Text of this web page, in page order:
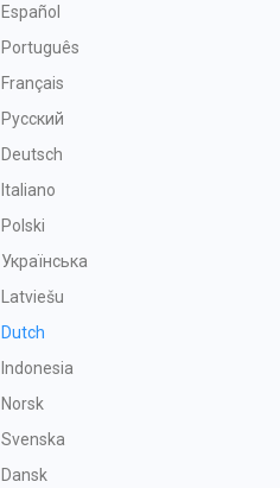
Español
Português
Français
Русский
Deutsch
Italiano
Polski
Українська
Latviešu
Dutch
Indonesia
Norsk
Svenska
Dansk